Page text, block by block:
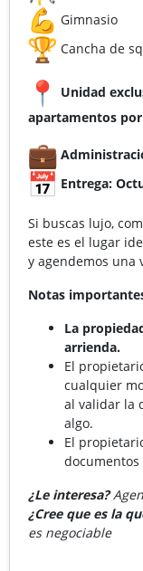
Gimnasio
Cancha de
Unidad
apartamentos
Entrega:
Si buscas lujo,
este es el lugar
y agendemos una
Notas
La
arrienda.
El
cualquier
al validar la
algo.
El
¿Le interesa?
¿Cree que es la
es negociable